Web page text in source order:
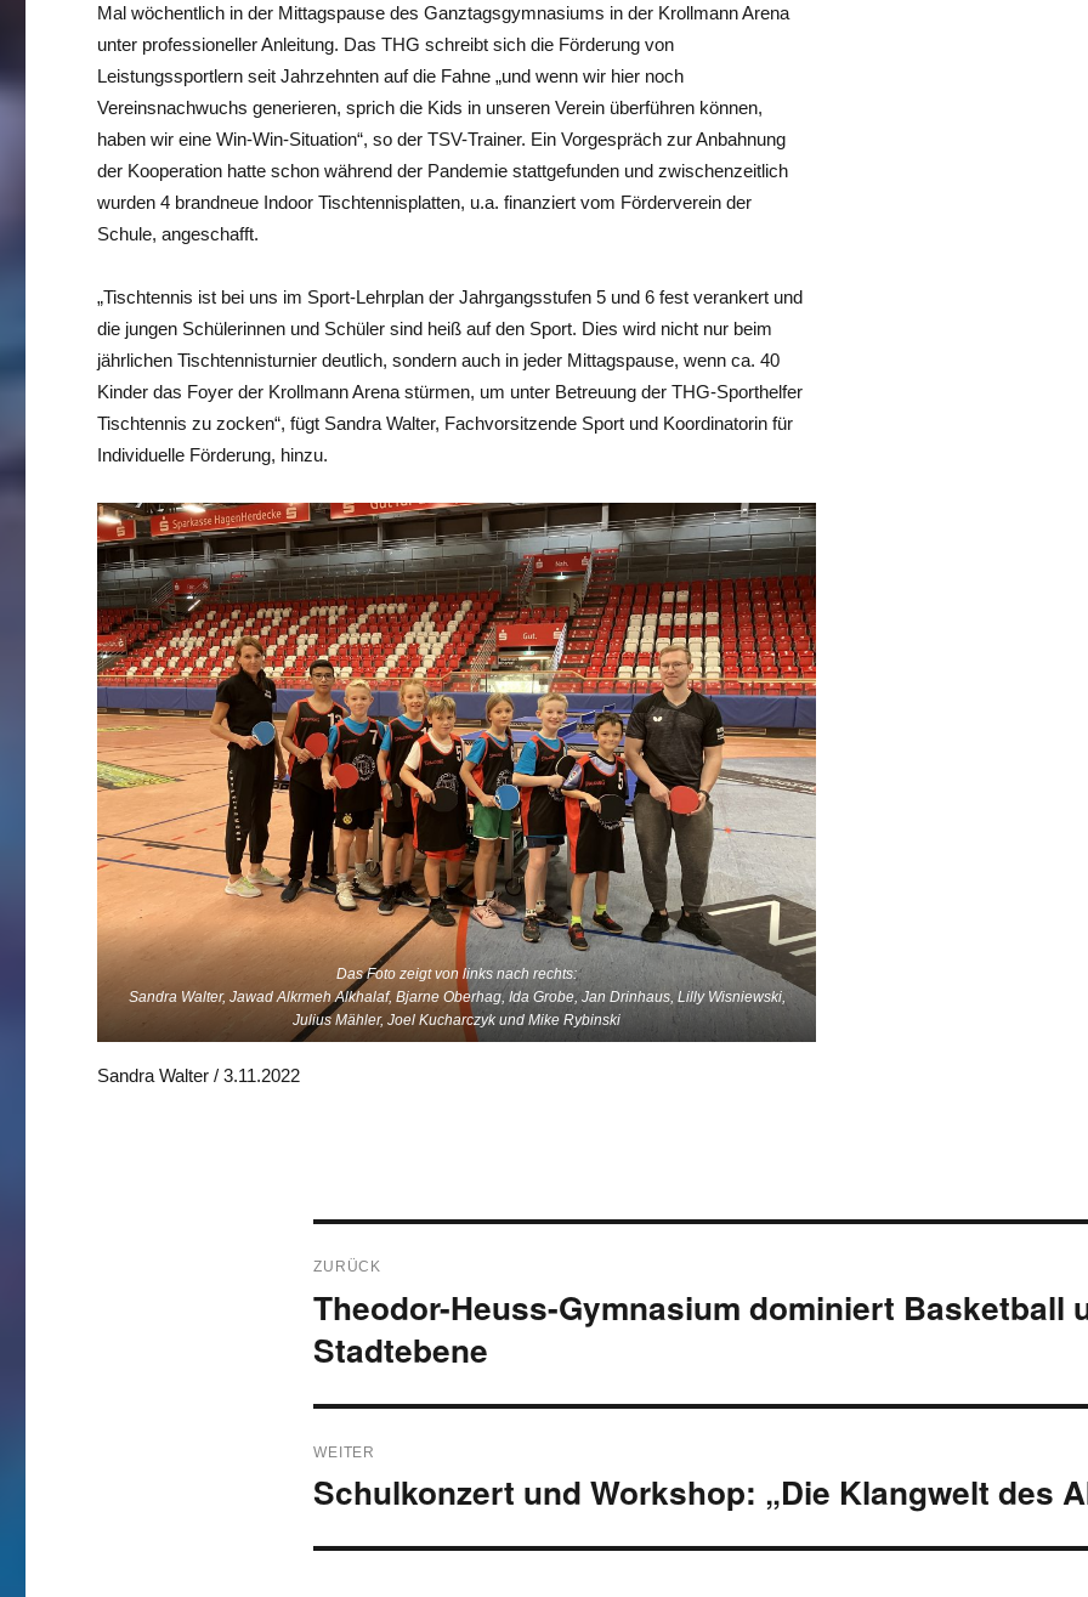
Mal wöchentlich in der Mittagspause des Ganztagsgymnasiums in der Krollmann Arena
unter professioneller Anleitung. Das THG schreibt sich die Förderung von
Leistungssportlern seit Jahrzehnten auf die Fahne „und wenn wir hier noch
Vereinsnachwuchs generieren, sprich die Kids in unseren Verein überführen können,
haben wir eine Win-Win-Situation“, so der TSV-Trainer. Ein Vorgespräch zur Anbahnung
der Kooperation hatte schon während der Pandemie stattgefunden und zwischenzeitlich
wurden 4 brandneue Indoor Tischtennisplatten, u.a. finanziert vom Förderverein der
Schule, angeschafft.
„Tischtennis ist bei uns im Sport-Lehrplan der Jahrgangsstufen 5 und 6 fest verankert und
die jungen Schülerinnen und Schüler sind heiß auf den Sport. Dies wird nicht nur beim
jährlichen Tischtennisturnier deutlich, sondern auch in jeder Mittagspause, wenn ca. 40
Kinder das Foyer der Krollmann Arena stürmen, um unter Betreuung der THG-Sporthelfer
Tischtennis zu zocken“, fügt Sandra Walter, Fachvorsitzende Sport und Koordinatorin für
Individuelle Förderung, hinzu.
Das Foto zeigt von links nach rechts:
Sandra Walter, Jawad Alkrmeh Alkhalaf, Bjarne Oberhag, Ida Grobe, Jan Drinhaus, Lilly Wisniewski,
Julius Mähler, Joel Kucharczyk und Mike Rybinski
Sandra Walter / 3.11.2022
ZURÜCK
Vorheriger
Theodor-Heuss-Gymnasium dominiert Basketball
Stadtebene
WEITER
Nächster
Schulkonzert und Workshop: „Die Klangwelt des